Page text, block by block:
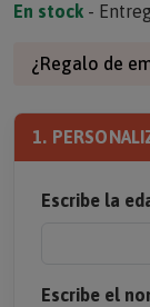
En stock -
¿Regalo de
1.
Escribe la
Escribe el